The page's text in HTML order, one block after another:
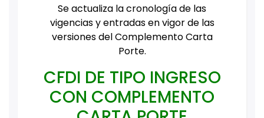
Se actualiza la cronología de las
vigencias y entradas en vigor de las
versiones del Complemento Carta
Porte.
CFDI DE TIPO INGRESO
CON COMPLEMENTO